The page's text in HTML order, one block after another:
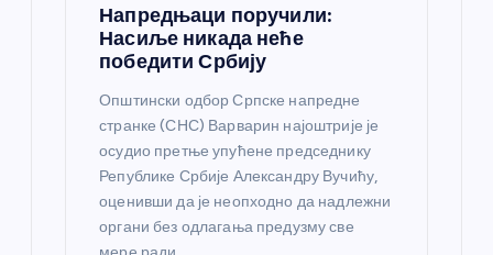
Напредњаци поручили:
Насиље никада неће
победити Србију
Општински одбор Српске напредне
странке (СНС) Варварин најоштрије је
осудио претње упућене председнику
Републике Србије Александру Вучићу,
оценивши да је неопходно да надлежни
органи без одлагања предузму све